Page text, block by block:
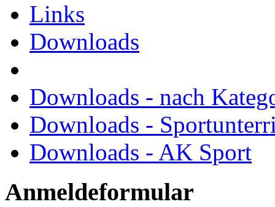
Links
Downloads
Downloads - nach
Downloads -
Downloads - AK Sport
Anmeldeformular